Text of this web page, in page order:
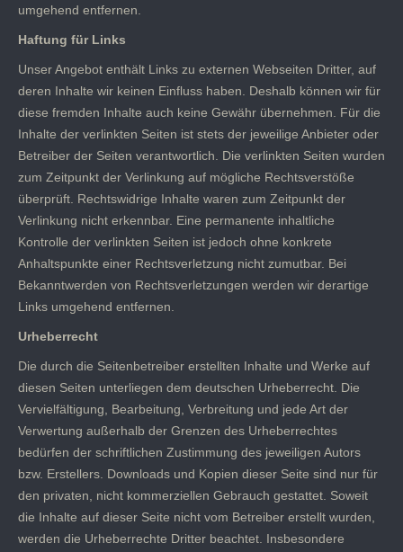
umgehend entfernen.
Haftung für Links
Unser Angebot enthält Links zu externen Webseiten Dritter, auf
deren Inhalte wir keinen Einfluss haben. Deshalb können wir für
diese fremden Inhalte auch keine Gewähr übernehmen. Für die
Inhalte der verlinkten Seiten ist stets der jeweilige Anbieter oder
Betreiber der Seiten verantwortlich. Die verlinkten Seiten wurden
zum Zeitpunkt der Verlinkung auf mögliche Rechtsverstöße
überprüft. Rechtswidrige Inhalte waren zum Zeitpunkt der
Verlinkung nicht erkennbar. Eine permanente inhaltliche
Kontrolle der verlinkten Seiten ist jedoch ohne konkrete
Anhaltspunkte einer Rechtsverletzung nicht zumutbar. Bei
Bekanntwerden von Rechtsverletzungen werden wir derartige
Links umgehend entfernen.
Urheberrecht
Die durch die Seitenbetreiber erstellten Inhalte und Werke auf
diesen Seiten unterliegen dem deutschen Urheberrecht. Die
Vervielfältigung, Bearbeitung, Verbreitung und jede Art der
Verwertung außerhalb der Grenzen des Urheberrechtes
bedürfen der schriftlichen Zustimmung des jeweiligen Autors
bzw. Erstellers. Downloads und Kopien dieser Seite sind nur für
den privaten, nicht kommerziellen Gebrauch gestattet. Soweit
die Inhalte auf dieser Seite nicht vom Betreiber erstellt wurden,
werden die Urheberrechte Dritter beachtet. Insbesondere